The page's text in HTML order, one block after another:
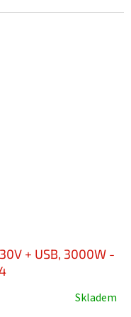
+ USB, 3000W -
Skladem